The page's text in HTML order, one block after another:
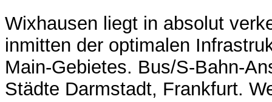
Wixhausen liegt in absolut
inmitten der optimalen
Main-Gebietes. Bus/S-Bahn-
Städte Darmstadt, Frankfurt.